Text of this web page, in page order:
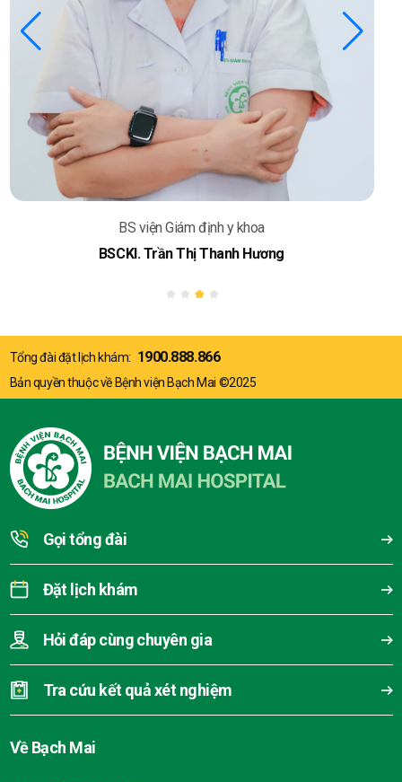
BS viện Giám định y khoa
BSCKI. Trần Thị Thanh Hương
Tổng đài đặt lịch khám: 1900.888.866
Bản quyền thuộc về Bệnh viện Bạch Mai ©2025
Gọi tổng đài
Đặt lịch khám
Hỏi đáp cùng chuyên gia
Tra cứu kết quả xét nghiệm
Về Bạch Mai